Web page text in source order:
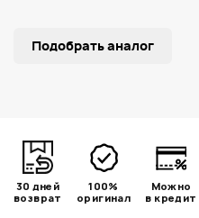
Подобрать аналог
30 дней
возврат
100%
оригинал
Можно
в кредит